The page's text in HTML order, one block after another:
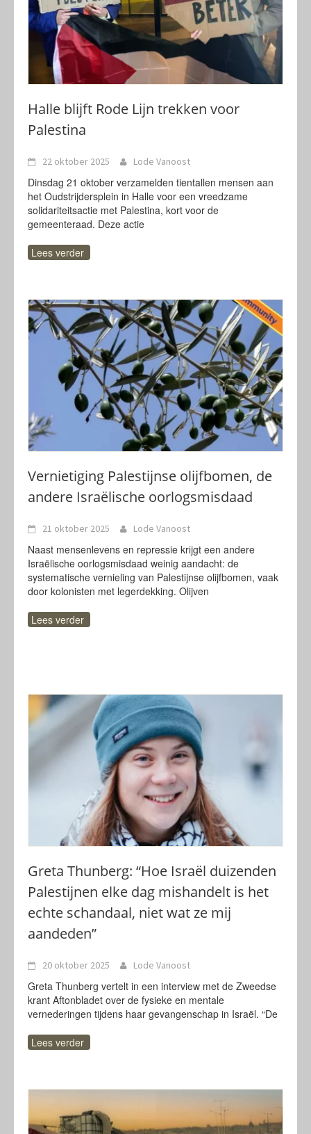
Halle blijft Rode Lijn trekken voor
Palestina
22 oktober 2025 Lode Vanoost
Dinsdag 21 oktober verzamelden tientallen mensen aan
het Oudstrijdersplein in Halle voor een vreedzame
solidariteitsactie met Palestina, kort voor de
gemeenteraad. Deze actie
Lees verder
Vernietiging Palestijnse olijfbomen, de
andere Israëlische oorlogsmisdaad
21 oktober 2025 Lode Vanoost
Naast mensenlevens en repressie krijgt een andere
Israëlische oorlogsmisdaad weinig aandacht: de
systematische vernieling van Palestijnse olijfbomen, vaak
door kolonisten met legerdekking. Olijven
Lees verder
Greta Thunberg: “Hoe Israël duizenden
Palestijnen elke dag mishandelt is het
echte schandaal, niet wat ze mij
aandeden”
20 oktober 2025 Lode Vanoost
Greta Thunberg vertelt in een interview met de Zweedse
krant Aftonbladet over de fysieke en mentale
vernederingen tijdens haar gevangenschap in Israël. “De
Lees verder